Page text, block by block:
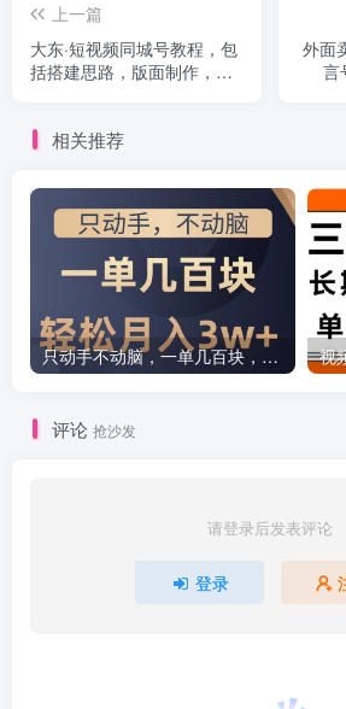
上一篇
大东·短视频同城号教程，包
括搭建思路，版面制作，文
外面
言
相关推荐
只动手不动脑，一单几百块，轻松月入2w+，看完就能直接操作，详细教程
评论 抢沙发
请登录后发表评论
登录